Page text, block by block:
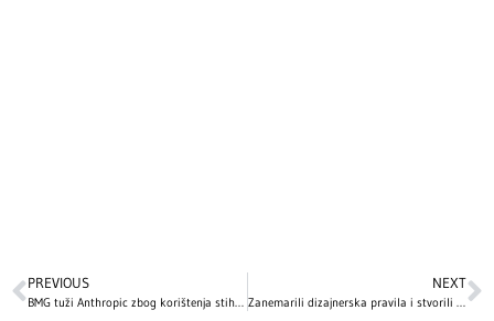
PREVIOUS
BMG tuži Anthropic zbog korištenja stihova poznatih izvođača bez dozvole
NEXT
Zanemarili dizajnerska pravila i stvorili funkcionalni dom: Ovako izgleda unutrašnjost kuće Mile Kunis i Eštona Kučera